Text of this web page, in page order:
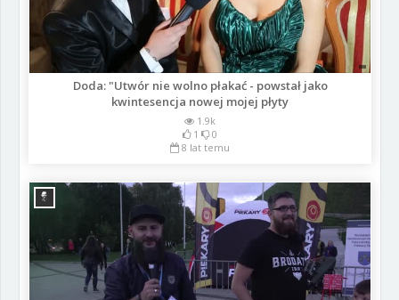
Doda: "Utwór nie wolno płakać - powstał jako
kwintesencja nowej mojej płyty
1.9k
1
0
8 lat temu